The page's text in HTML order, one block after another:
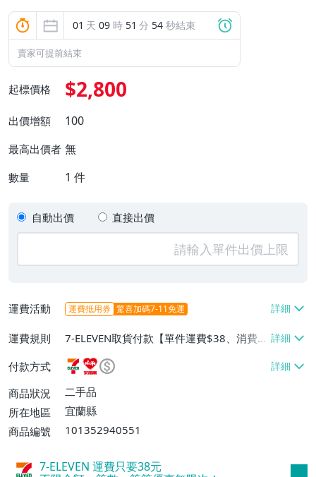
01 天 09 時 51 分 52 秒結束
賣家可提前結束
起標價格 $2,800
出價增額 100
最高出價者 無
數量 1 件
自動出價 直接出價
運費活動 運費抵用券 驚喜加碼7-11免運
運費規則
7-ELEVEN取貨付款【單件運費$38、消費滿
$50000免運費】、萊爾富取貨付款【單件
運費$60、消費滿$50000免運費】、郵局
掛號【單件運費$65】
付款方式
商品狀況
二手品
所在地區
宜蘭縣
商品編號
101352940551
7-ELEVEN 運費只要38元